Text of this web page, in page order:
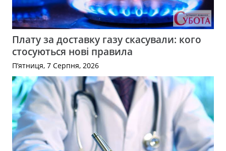
Плату за доставку газу скасували: кого
стосуються нові правила
П’ятниця, 7 Серпня, 2026